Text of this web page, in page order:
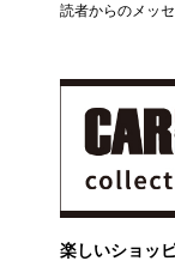
読者からのメッ
楽しいショッ